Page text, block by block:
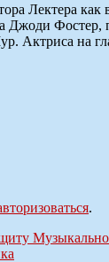
Лектера как
Фостер,
Актриса на
.